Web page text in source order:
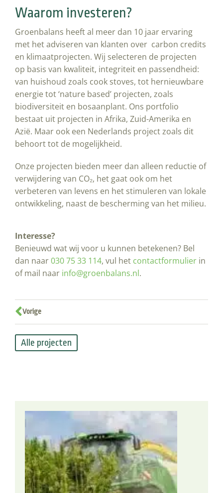
Waarom investeren?
Groenbalans heeft al meer dan 10 jaar ervaring
met het adviseren van klanten over carbon credits
en klimaatprojecten. Wij selecteren de projecten
op basis van kwaliteit, integriteit en passendheid:
van huishoud zoals cook stoves, tot hernieuwbare
energie tot ‘nature based’ projecten, zoals
biodiversiteit en bosaanplant. Ons portfolio
bestaat uit projecten in Afrika, Zuid-Amerika en
Azië. Maar ook een Nederlands project zoals dit
behoort tot de mogelijkheid.
Onze projecten bieden meer dan alleen reductie of
verwijdering van CO₂, het gaat ook om het
verbeteren van levens en het stimuleren van lokale
ontwikkeling, naast de bescherming van het milieu.
Interesse?
Benieuwd wat wij voor u kunnen betekenen? Bel
dan naar030 75 33 114, vul het contactformulier in
of mail naar info@groenbalans.nl.
Vorige
Alle projecten